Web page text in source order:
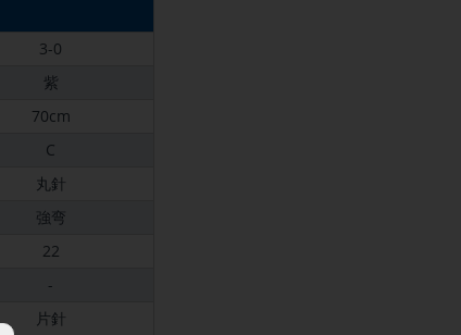
3-0
紫
70cm
C
丸針
強弯
22
-
片針